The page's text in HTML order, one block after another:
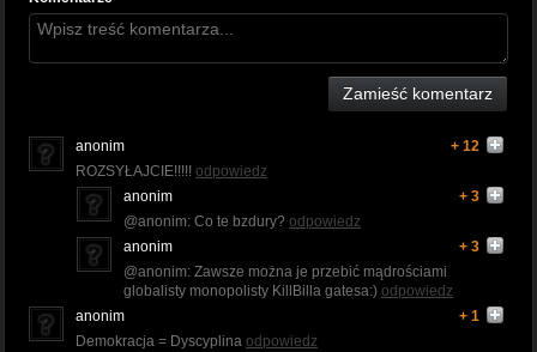
Zamieść komentarz
anonim
+ 12
ROZSYŁAJCIE!!!!! odpowiedz
anonim
+ 3
@anonim: Co te bzdury? odpowiedz
anonim
+ 3
@anonim: Zawsze można je przebić mądrościami
globalisty monopolisty KillBilla gatesa:) odpowiedz
anonim
+ 1
Demokracja = Dyscyplina odpowiedz